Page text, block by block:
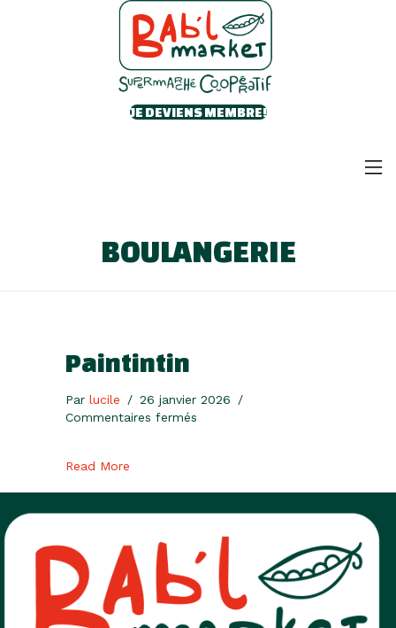
JE DEVIENS MEMBRE!
BOULANGERIE
Paintintin
Par lucile / 26 janvier 2026
/
Commentaires fermés
Read More